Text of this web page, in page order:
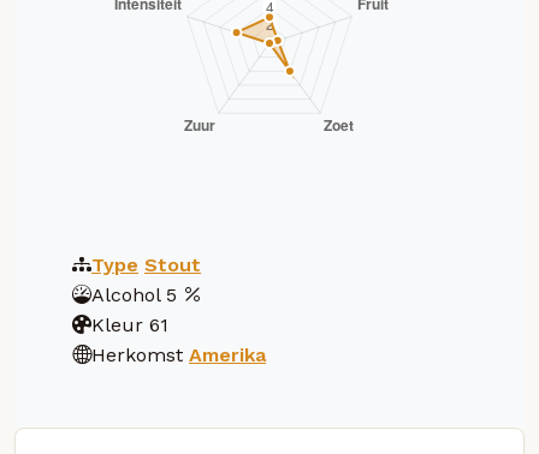
Type Stout
Alcohol 5
Kleur 61
Herkomst Amerika